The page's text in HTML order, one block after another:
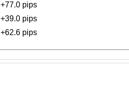
+77.0 pips
+39.0 pips
+62.6 pips